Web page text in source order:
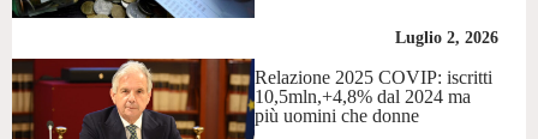
Luglio 2, 2026
Relazione 2025 COVIP: iscritti
10,5mln,+4,8% dal 2024 ma
più uomini che donne